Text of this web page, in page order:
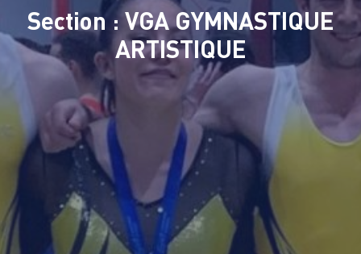
Section : VGA GYMNASTIQUE
ARTISTIQUE